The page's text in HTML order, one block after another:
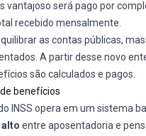
vantajoso será pago por
recebido mensalmente.
as contas públicas,
A partir desse novo
são calculados e pagos.
benefícios
INSS opera em um sistema
alto entre aposentadoria e